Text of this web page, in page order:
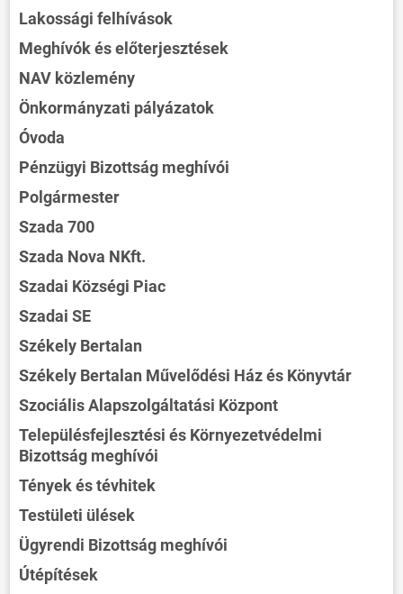
Lakossági felhívások
Meghívók és előterjesztések
NAV közlemény
Önkormányzati pályázatok
Óvoda
Pénzügyi Bizottság meghívói
Polgármester
Szada 700
Szada Nova NKft.
Szadai Községi Piac
Szadai SE
Székely Bertalan
Székely Bertalan Művelődési Ház és Könyvtár
Szociális Alapszolgáltatási Központ
Településfejlesztési és Környezetvédelmi
Bizottság meghívói
Tények és tévhitek
Testületi ülések
Ügyrendi Bizottság meghívói
Útépítések